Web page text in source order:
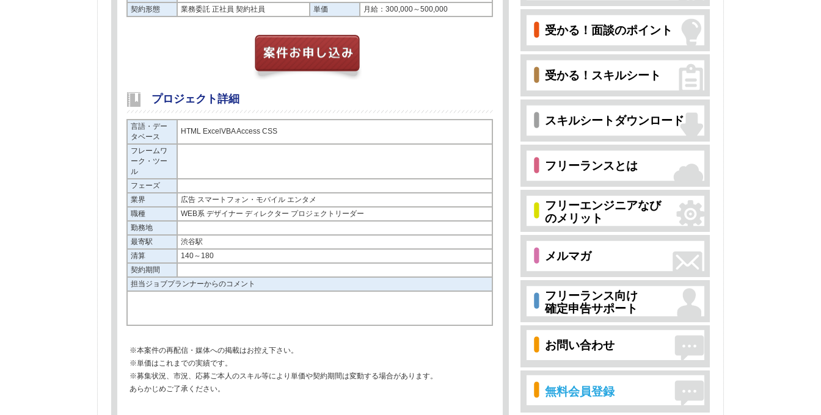
契約形態
業務委託 正社員 契約社員 単価 月給：300,000～500,000
プロジェクト詳細
言語・デー
タベース
HTML ExcelVBA Access CSS
フレームワ
ーク・ツー
ル
フェーズ
業界
広告 スマートフォン・モバイル エンタメ
職種
WEB系 デザイナー ディレクター プロジェクトリーダー
勤務地
最寄駅
渋谷駅
清算
140～180
契約期間
担当ジョブプランナーからのコメント
※本案件の再配信・媒体への掲載はお控え下さい。
※単価はこれまでの実績です。
※募集状況、市況、応募ご本人のスキル等により単価や契約期間は変動する場合があります。
あらかじめご了承ください。
受かる！面談のポイント
受かる！スキルシート
スキルシートダウンロード
フリーランスとは
フリーエンジニアなび
のメリット
メルマガ
フリーランス向け
確定申告サポート
お問い合わせ
無料会員登録